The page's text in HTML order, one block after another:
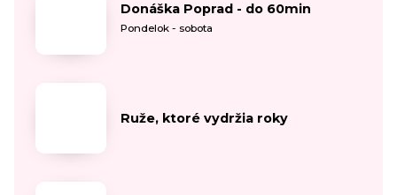
Donáška Poprad - do 60min
Pondelok - sobota
Ruže, ktoré vydržia roky